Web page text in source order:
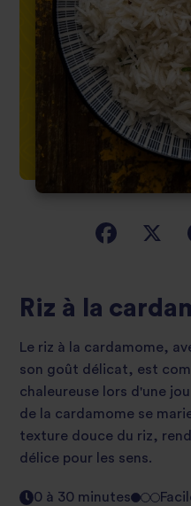
Riz à la
Le riz à la cardamome,
son goût délicat, est
chaleureuse lors d'une
de la cardamome se
texture douce du riz,
délice pour les sens.
0 à 30 minutes